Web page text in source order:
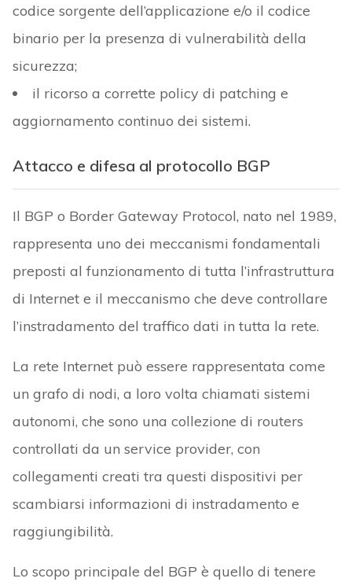
codice sorgente dell’applicazione e/o il codice
binario per la presenza di vulnerabilità della
sicurezza;
il ricorso a corrette policy di patching e
aggiornamento continuo dei sistemi.
Attacco e difesa al protocollo BGP
Il BGP o Border Gateway Protocol, nato nel 1989,
rappresenta uno dei meccanismi fondamentali
preposti al funzionamento di tutta l’infrastruttura
di Internet e il meccanismo che deve controllare
l’instradamento del traffico dati in tutta la rete.
La rete Internet può essere rappresentata come
un grafo di nodi, a loro volta chiamati sistemi
autonomi, che sono una collezione di routers
controllati da un service provider, con
collegamenti creati tra questi dispositivi per
scambiarsi informazioni di instradamento e
raggiungibilità.
Lo scopo principale del BGP è quello di tenere